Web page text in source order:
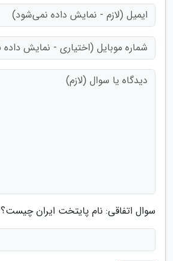
سوال اتفاقی: نام پایتخت ایران چیست؟